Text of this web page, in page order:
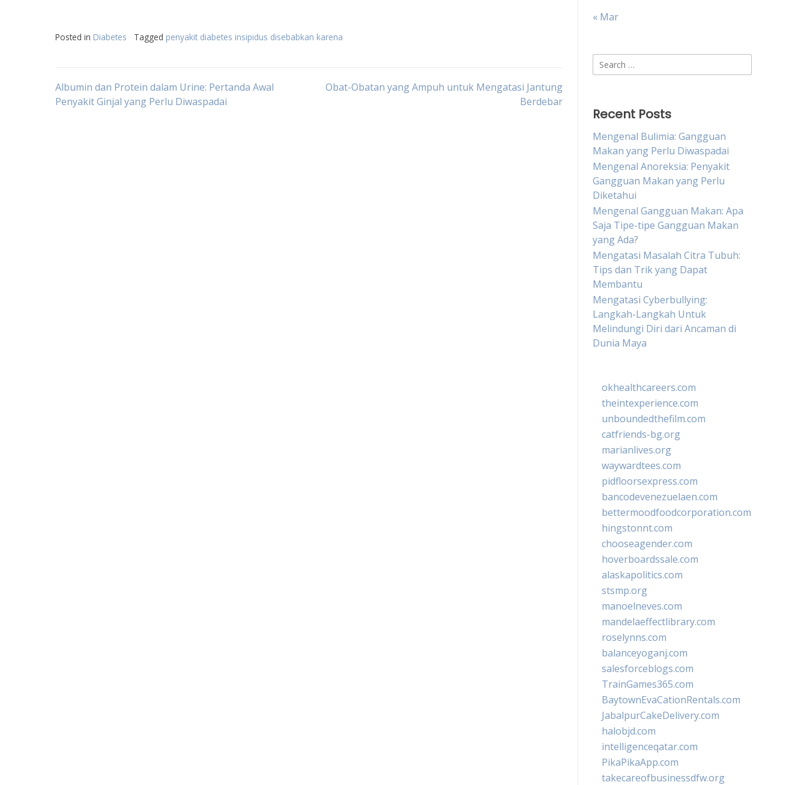
Posted in Diabetes Tagged penyakit diabetes insipidus disebabkan karena
Post
Albumin dan Protein dalam Urine: Pertanda Awal
Penyakit Ginjal yang Perlu Diwaspadai
Obat-Obatan yang Ampuh untuk Mengatasi Jantung
Berdebar
« Mar
Search
for:
Recent Posts
Mengenal Bulimia: Gangguan
Makan yang Perlu Diwaspadai
Mengenal Anoreksia: Penyakit
Gangguan Makan yang Perlu
Diketahui
Mengenal Gangguan Makan: Apa
Saja Tipe-tipe Gangguan Makan
yang Ada?
Mengatasi Masalah Citra Tubuh:
Tips dan Trik yang Dapat
Membantu
Mengatasi Cyberbullying:
Langkah-Langkah Untuk
Melindungi Diri dari Ancaman di
Dunia Maya
okhealthcareers.com
theintexperience.com
unboundedthefilm.com
catfriends-bg.org
marianlives.org
waywardtees.com
pidfloorsexpress.com
bancodevenezuelaen.com
bettermoodfoodcorporation.com
hingstonnt.com
chooseagender.com
hoverboardssale.com
alaskapolitics.com
stsmp.org
manoelneves.com
mandelaeffectlibrary.com
roselynns.com
balanceyoganj.com
salesforceblogs.com
TrainGames365.com
BaytownEvaCationRentals.com
JabalpurCakeDelivery.com
halobjd.com
intelligenceqatar.com
PikaPikaApp.com
takecareofbusinessdfw.org